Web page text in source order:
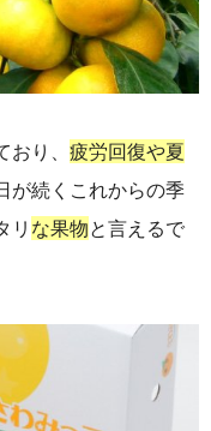
り、 疲労回復や夏
が続くこれからの季
リ な果物と言えるで